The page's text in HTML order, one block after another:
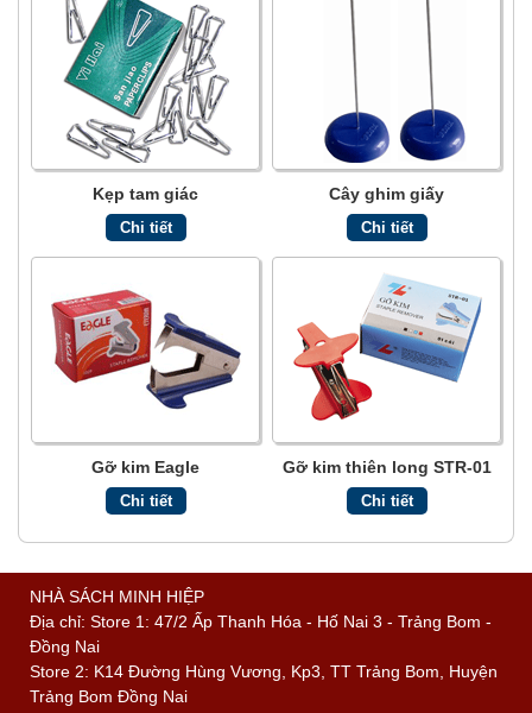
Kẹp tam giác
Chi tiết
Cây ghim giấy
Chi tiết
Gỡ kim Eagle
Chi tiết
Gỡ kim thiên long STR-01
Chi tiết
NHÀ SÁCH MINH HIỆP
Địa chỉ: Store 1: 47/2 Ấp Thanh Hóa - Hố Nai 3 - Trảng Bom -
Đồng Nai
Store 2: K14 Đường Hùng Vương, Kp3, TT Trảng Bom, Huyện
Trảng Bom Đồng Nai